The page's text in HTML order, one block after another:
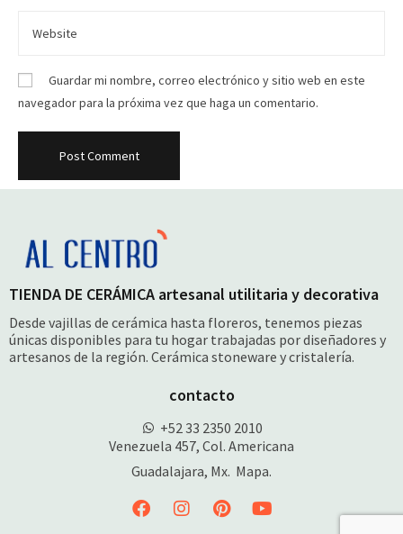
Guardar mi nombre, correo electrónico y sitio web en este
navegador para la próxima vez que haga un comentario.
TIENDA DE CERÁMICA artesanal utilitaria y decorativa
Desde vajillas de cerámica hasta floreros, tenemos piezas
únicas disponibles para tu hogar trabajadas por diseñadores y
artesanos de la región. Cerámica stoneware y cristalería.
contacto
+52 33 2350 2010
Venezuela 457, Col. Americana
Guadalajara, Mx. Mapa.